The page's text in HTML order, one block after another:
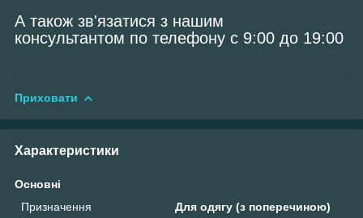
А також зв'язатися з нашим
консультантом по телефону с 9:00 до 19:00
Приховати
Характеристики
Основні
Призначення
Для одягу (з поперечиною)